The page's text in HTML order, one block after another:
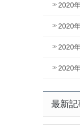
2020
2020
2020
2020
最新記